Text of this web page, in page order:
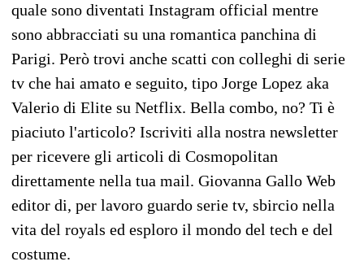
quale sono diventati Instagram official mentre
sono abbracciati su una romantica panchina di
Parigi. Però trovi anche scatti con colleghi di serie
tv che hai amato e seguito, tipo Jorge Lopez aka
Valerio di Elite su Netflix. Bella combo, no? Ti è
piaciuto l'articolo? Iscriviti alla nostra newsletter
per ricevere gli articoli di Cosmopolitan
direttamente nella tua mail. Giovanna Gallo Web
editor di, per lavoro guardo serie tv, sbircio nella
vita del royals ed esploro il mondo del tech e del
costume.